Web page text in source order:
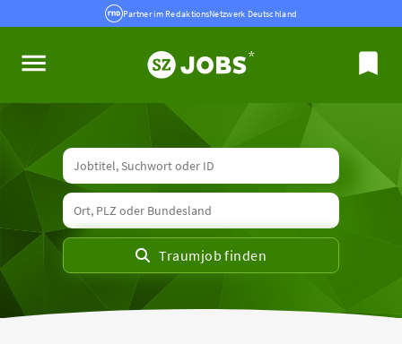
Partner im RedaktionsNetzwerk Deutschland